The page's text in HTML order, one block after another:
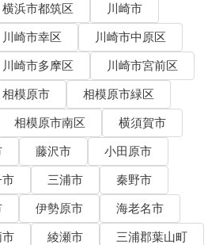
横浜市都筑区
川崎市
川崎市幸区
川崎市中原区
川崎市多摩区
川崎市宮前区
相模原市
相模原市緑区
相模原市南区
横須賀市
藤沢市
小田原市
三浦市
秦野市
伊勢原市
海老名市
綾瀬市
三浦郡葉山町